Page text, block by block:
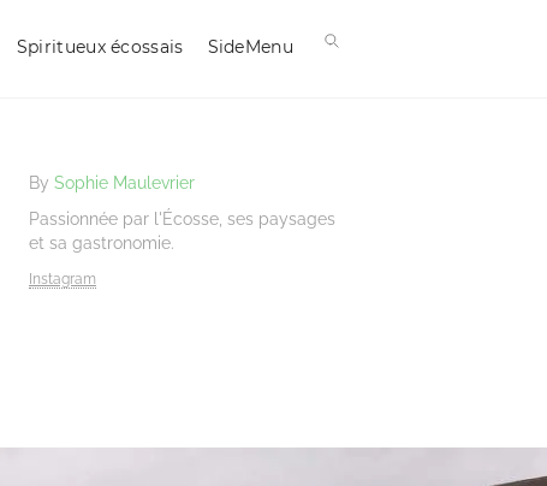
Spiritueux écossais SideMenu
By Sophie Maulevrier
Passionnée par l'Écosse, ses paysages
et sa gastronomie.
Instagram